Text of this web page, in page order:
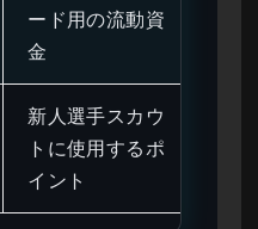
ード用の流動資
金
新人選手スカウ
トに使用するポ
イント